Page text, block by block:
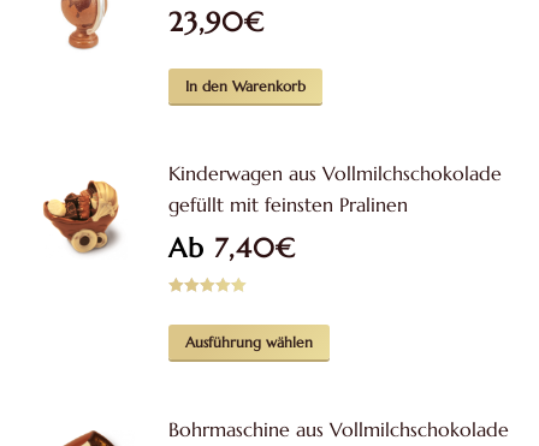
23,90€
In den Warenkorb
Kinderwagen aus Vollmilchschokolade
gefüllt mit feinsten Pralinen
Ab 7,40€
5.00von 5
Ausführung wählen
mehrere
Bohrmaschine aus Vollmilchschokolade